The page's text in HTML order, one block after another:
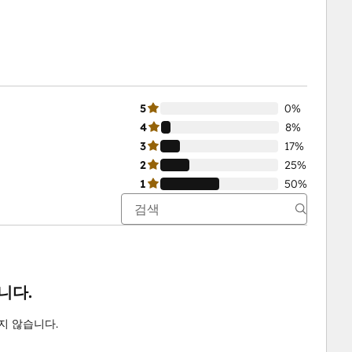
5
0%
4
8%
3
17%
2
25%
1
50%
다.
않습니다.